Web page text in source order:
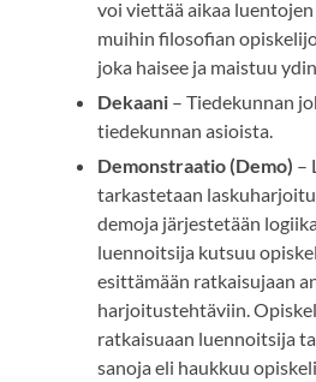
voi viettää aikaa
muihin filosofian
joka haisee ja maistuu
Dekaani – Tiedekunnan
tiedekunnan asioista.
Demonstraatio (Demo) –
tarkastetaan
demoja järjestetään
luennoitsija kutsuu
esittämään ratkaisujaan
harjoitustehtäviin.
ratkaisuaan luennoitsija
sanoja eli haukkuu